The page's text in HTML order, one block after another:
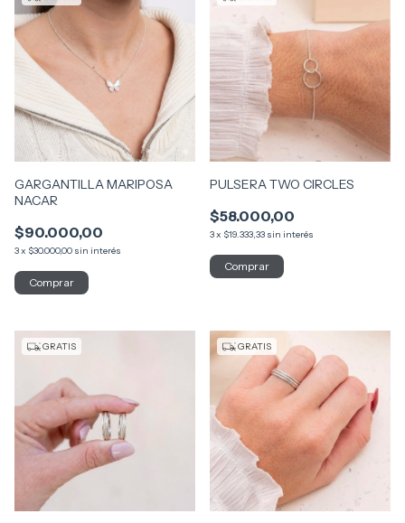
GARGANTILLA MARIPOSA
NACAR
$90.000,00
3x $30.000,00 sin interés
PULSERA TWO CIRCLES
$58.000,00
3x $19.333,33 sin interés
GRATIS GRATIS